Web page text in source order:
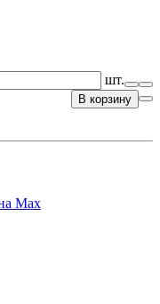
шт.
В корзину
Max